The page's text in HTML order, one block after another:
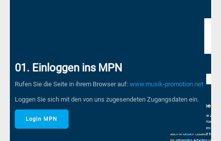
01. Einloggen ins MPN
Rufen Sie die Seite in ihrem Browser auf: www.musik-promotion.net
Loggen Sie sich mit den von uns zugesendeten Zugangsdaten ein.
Login MPN